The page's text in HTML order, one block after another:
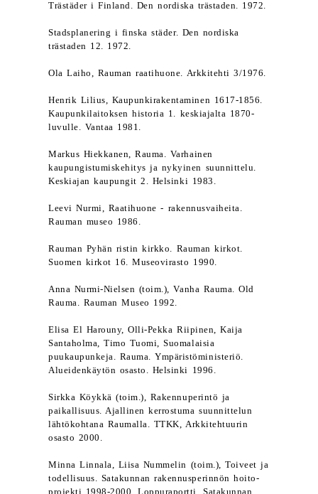
Trästäder i Finland. Den nordiska trästaden. 1972.
Stadsplanering i finska städer. Den nordiska
trästaden 12. 1972.
Ola Laiho, Rauman raatihuone. Arkkitehti 3/1976.
Henrik Lilius, Kaupunkirakentaminen 1617-1856.
Kaupunkilaitoksen historia 1. keskiajalta 1870-
luvulle. Vantaa 1981.
Markus Hiekkanen, Rauma. Varhainen
kaupungistumiskehitys ja nykyinen suunnittelu.
Keskiajan kaupungit 2. Helsinki 1983.
Leevi Nurmi, Raatihuone - rakennusvaiheita.
Rauman museo 1986.
Rauman Pyhän ristin kirkko. Rauman kirkot.
Suomen kirkot 16. Museovirasto 1990.
Anna Nurmi-Nielsen (toim.), Vanha Rauma. Old
Rauma. Rauman Museo 1992.
Elisa El Harouny, Olli-Pekka Riipinen, Kaija
Santaholma, Timo Tuomi, Suomalaisia
puukaupunkeja. Rauma. Ympäristöministeriö.
Alueidenkäytön osasto. Helsinki 1996.
Sirkka Köykkä (toim.), Rakennuperintö ja
paikallisuus. Ajallinen kerrostuma suunnittelun
lähtökohtana Raumalla. TTKK, Arkkitehtuurin
osasto 2000.
Minna Linnala, Liisa Nummelin (toim.), Toiveet ja
todellisuus. Satakunnan rakennusperinnön hoito-
projekti 1998-2000. Loppuraportti. Satakunnan